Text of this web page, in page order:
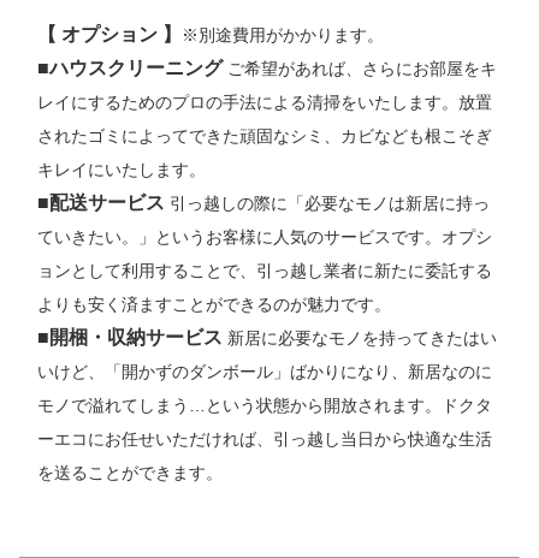
【 オプション 】 ※別途費用がかかります。
■ハウスクリーニング ご希望があれば、さらにお部屋をキ
レイにするためのプロの手法による清掃をいたします。放置
されたゴミによってできた頑固なシミ、カビなども根こそぎ
キレイにいたします。
■配送サービス 引っ越しの際に「必要なモノは新居に持っ
ていきたい。」というお客様に人気のサービスです。オプシ
ョンとして利用することで、引っ越し業者に新たに委託する
よりも安く済ますことができるのが魅力です。
■開梱・収納サービス 新居に必要なモノを持ってきたはい
いけど、「開かずのダンボール」ばかりになり、新居なのに
モノで溢れてしまう…という状態から開放されます。ドクタ
ーエコにお任せいただければ、引っ越し当日から快適な生活
を送ることができます。